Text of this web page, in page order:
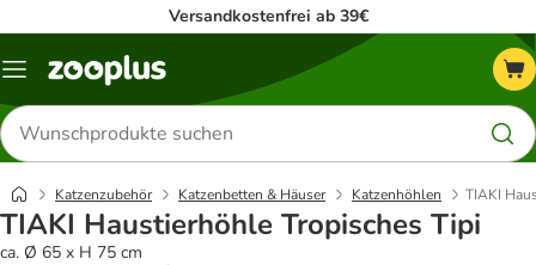
Versandkostenfrei ab 39€
Menü
Produkte
suchen
Katzenzubehör Katzenbetten & Häuser Katzenhöhlen TIAKI
TIAKI Haustierhöhle Tropisches Tipi
ca. Ø 65 x H 75 cm